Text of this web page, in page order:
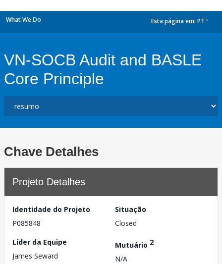
What We Do Esta página em: PT
VN-SOCB Audit and BASLE
Core Principle
Chave Detalhes
Projeto Detalhes
Identidade do Projeto
P085848
Situação
Closed
Líder da Equipe
James Seward
Mutuário 2
N/A